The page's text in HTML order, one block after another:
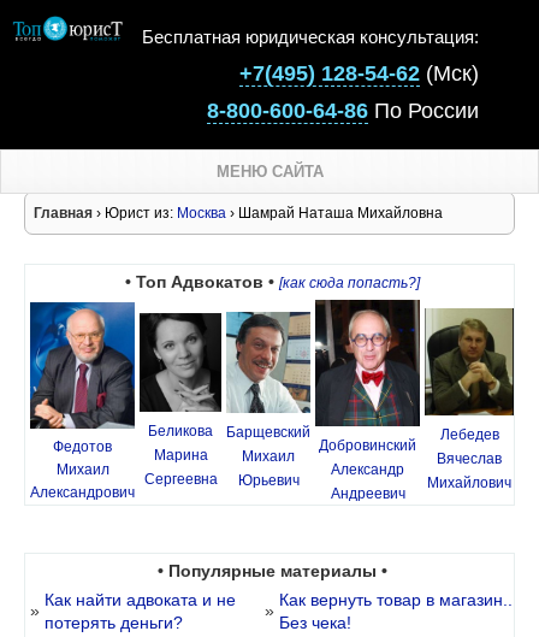
Бесплатная юридическая консультация:
+7(495) 128-54-62 (Мск)
8-800-600-64-86 По России
МЕНЮ САЙТА
Главная › Юрист из: Москва › Шамрай Наташа Михайловна
• Топ Адвокатов • [как сюда попасть?]
Федотов
Михаил
Александрович
Беликова
Марина
Сергеевна
Барщевский
Михаил
Юрьевич
Добровинский
Александр
Андреевич
Лебедев
Вячеслав
Михайлович
• Популярные материалы •
»
Как найти адвоката и не
потерять деньги?
»
Как вернуть товар в магазин..
Без чека!